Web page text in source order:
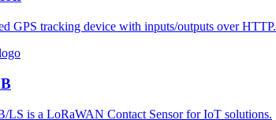
GPS tracking device with inputs/outputs over HTTP.
LS is a LoRaWAN Contact Sensor for IoT solutions.